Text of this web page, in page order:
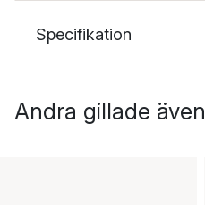
Specifikation
Andra gillade även